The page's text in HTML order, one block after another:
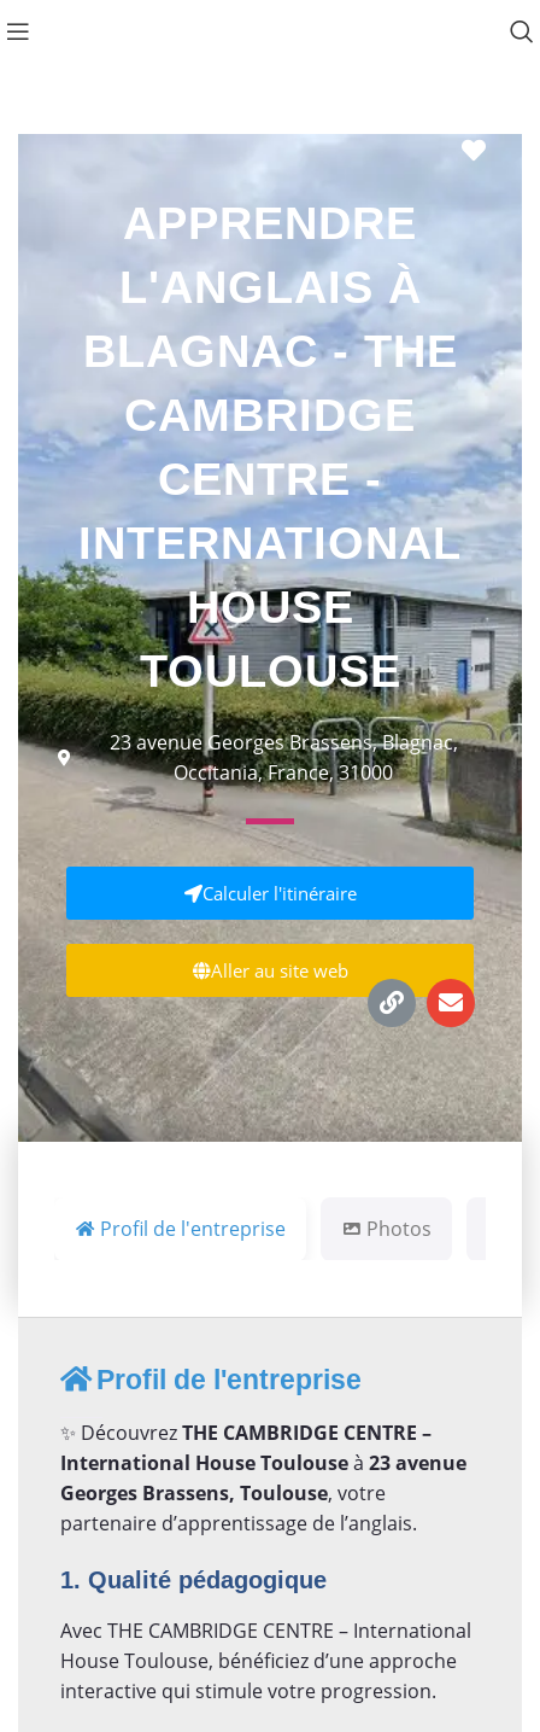
APPRENDRE
L'ANGLAIS À
BLAGNAC - THE
CAMBRIDGE
CENTRE -
INTERNATIONAL
HOUSE
TOULOUSE
23 avenue Georges Brassens, Blagnac,
Occitania, France, 31000
Calculer l'itinéraire
Aller au site web
Profil de l'entreprise Photos
Profil de l'entreprise
✨ DécouvrezTHE CAMBRIDGE CENTRE –
International House Toulouseà 23 avenue
Georges Brassens, Toulouse, votre
partenaire d’apprentissage de l’anglais.
1. Qualité pédagogique
Avec THE CAMBRIDGE CENTRE – International
House Toulouse, bénéficiez d’une approche
interactive qui stimule votre progression.